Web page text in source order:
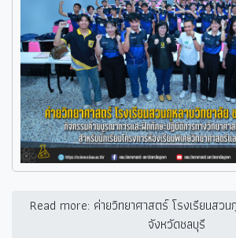
Read more: ค่ายวิทยาศาสตร์ โรงเรียนสวน
จังหวัดชลบุรี